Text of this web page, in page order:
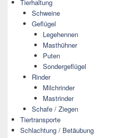
Tierhaltung
Schweine
Geflügel
Legehennen
Masthühner
Puten
Sondergeflügel
Rinder
Milchrinder
Mastrinder
Schafe / Ziegen
Tiertransporte
Schlachtung / Betäubung